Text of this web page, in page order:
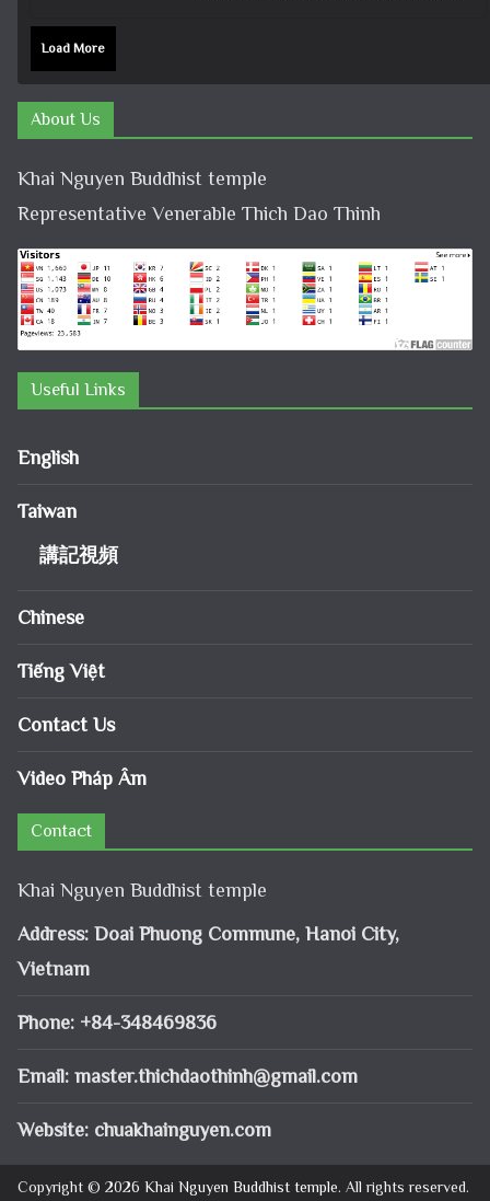
Load More
About Us
Khai Nguyen Buddhist temple
Representative Venerable Thich Dao Thinh
Useful Links
English
Taiwan
講記視頻
Chinese
Tiếng Việt
Contact Us
Video Pháp Âm
Contact
Khai Nguyen Buddhist temple
Address: Doai Phuong Commune, Hanoi City,
Vietnam
Phone: +84-348469836
Email: master.thichdaothinh@gmail.com
Website: chuakhainguyen.com
Copyright © 2026 Khai Nguyen Buddhist temple. All rights reserved.